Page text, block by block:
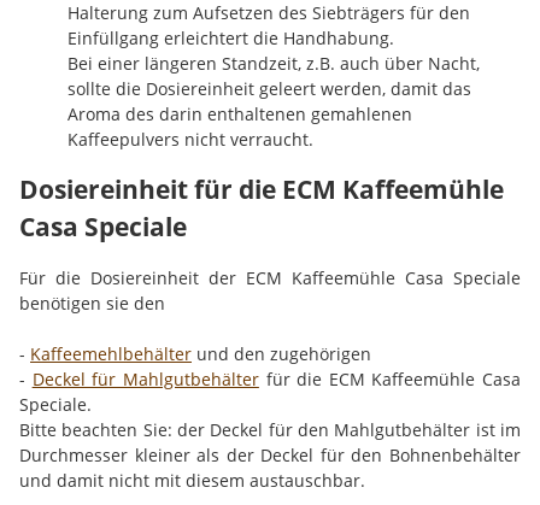
Halterung zum Aufsetzen des Siebträgers für den
Einfüllgang erleichtert die Handhabung.
Bei einer längeren Standzeit, z.B. auch über Nacht,
sollte die Dosiereinheit geleert werden, damit das
Aroma des darin enthaltenen gemahlenen
Kaffeepulvers nicht verraucht.
Dosiereinheit für die ECM Kaffeemühle
Casa Speciale
Für die Dosiereinheit der ECM Kaffeemühle Casa Speciale
benötigen sie den
- Kaffeemehlbehälter und den zugehörigen
- Deckel für Mahlgutbehälterfür die ECM Kaffeemühle Casa
Speciale.
Bitte beachten Sie: der Deckel für den Mahlgutbehälter ist im
Durchmesser kleiner als der Deckel für den Bohnenbehälter
und damit nicht mit diesem austauschbar.